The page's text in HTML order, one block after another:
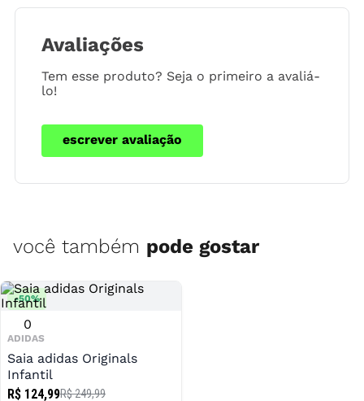
Avaliações
Tem esse produto? Seja o primeiro a avaliá-
lo!
escrever avaliação
você também pode gostar
-50%
ADIDAS
0
Saia adidas Originals
Infantil
R$ 124,99R$ 249,99